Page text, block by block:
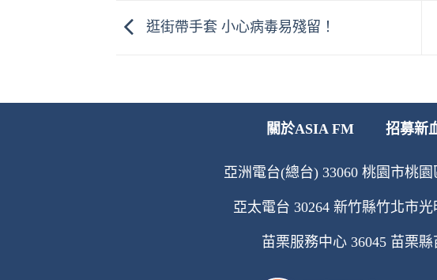
逛街帶手套 小心病毒易殘留！
關於ASIA FM 招募新
亞洲電台(總台) 33060 桃園市桃
亞太電台 30264 新竹縣竹北市
苗栗服務中心 36045 苗栗